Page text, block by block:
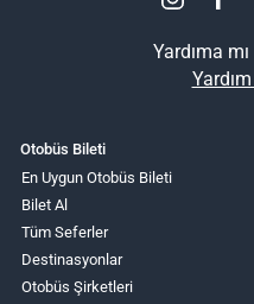
Yardıma
Otobüs Bileti
En Uygun Otobüs Bileti
Bilet Al
Tüm Seferler
Destinasyonlar
Otobüs Şirketleri